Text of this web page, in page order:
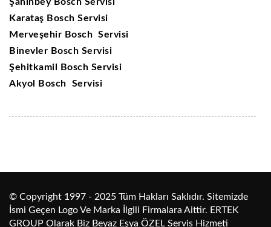
Karataş Bosch Servisi
Merveşehir Bosch Servisi
Binevler Bosch Servisi
Şehitkamil Bosch Servisi
Akyol Bosch Servisi
© Copyright 1997 - 2025 Tüm Hakları Saklıdır. Sitemizde
İsmi Geçen Logo Ve Marka İlgili Firmalara Aittir. ERTEK
GROUP Olarak Biz Beyaz Eşya ÖZEL Servis Hizmeti